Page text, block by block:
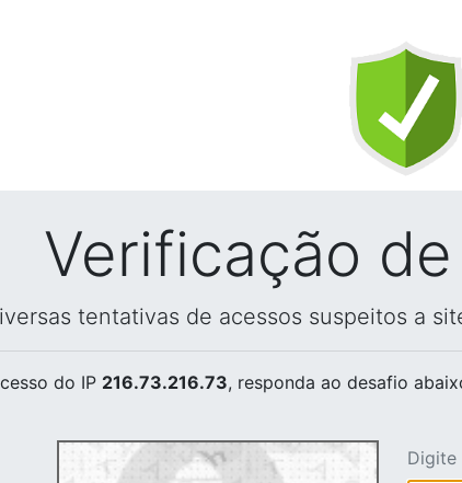
Verificação
tentativas de acessos suspeitos a
do IP 216.73.216.73, responda ao desafio
Digite